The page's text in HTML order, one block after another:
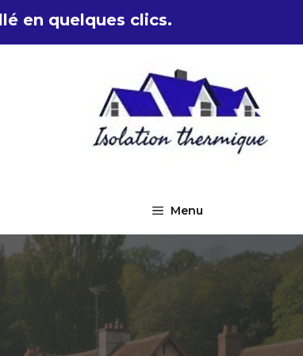
en quelques clics.
Menu